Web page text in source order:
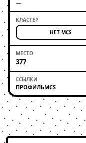
—
НЕТ MCS
377
ПРОФИЛЬMCS